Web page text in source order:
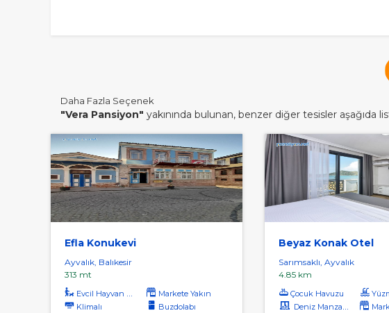
Daha Fazla Seçenek
"Vera Pansiyon" yakınında bulunan, benzer diğer tesisler aşağıda
Efla Konukevi
Ayvalık, Balıkesir
313 mt
Evcil Hayvan Kabul
Markete Yakın
Klimalı
Buzdolabı
Beyaz Konak Otel
Sarımsaklı, Ayvalık
4.85 km
Çocuk Havuzu
Deniz Manzaralı